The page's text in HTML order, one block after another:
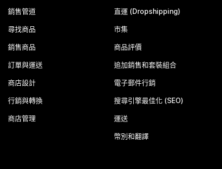
銷售管道
尋找商品
銷售商品
訂單與運送
商店設計
行銷與轉換
商店管理
直運 (Dropshipping)
市集
商品評價
追加銷售和套裝組合
電子郵件行銷
搜尋引擎最佳化 (SEO)
運送
幣別和翻譯